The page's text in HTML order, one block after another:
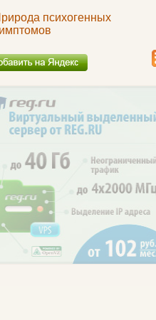
психогенных